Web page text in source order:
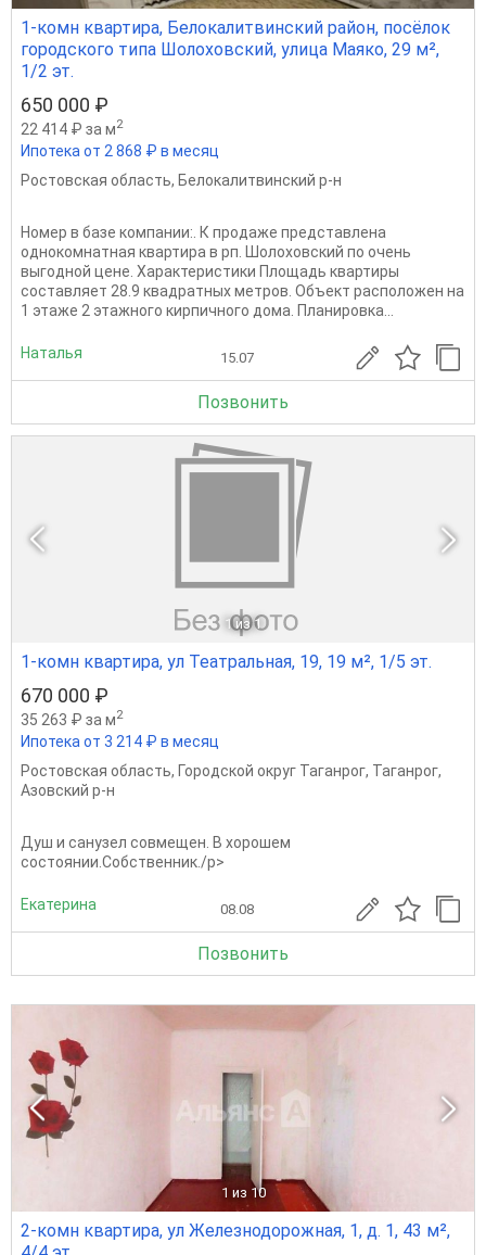
1-комн квартира, Белокалитвинский район, посёлок
городского типа Шолоховский, улица Маяко, 29 м²,
1/2 эт.
650 000 ₽
22 414 ₽ за м2
Ипотека от 2 868 ₽ в месяц
Ростовская область, Белокалитвинский р-н
Номер в базе компании:. К продаже представлена
однокомнатная квартира в рп. Шолоховский по очень
выгодной цене. Характеристики Площадь квартиры
составляет 28.9 квадратных метров. Объект расположен на
1 этаже 2 этажного кирпичного дома. Планировка...
Наталья 15.07
Позвонить
1 из 1
1-комн квартира, ул Театральная, 19, 19 м², 1/5 эт.
670 000 ₽
35 263 ₽ за м2
Ипотека от 3 214 ₽ в месяц
Ростовская область, Городской округ Таганрог, Таганрог,
Азовский р-н
Душ и санузел совмещен. В хорошем
состоянии.Собственник./p>
Екатерина 08.08
Позвонить
1 из 10
2-комн квартира, ул Железнодорожная, 1, д. 1, 43 м²,